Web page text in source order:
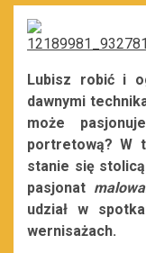
Lubisz robić i
dawnymi
może
portretową? W
stanie się
pasjonat
udział w
wernisażach.